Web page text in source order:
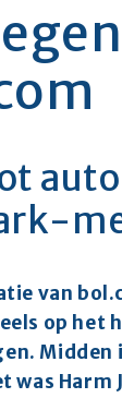
van
op het
was Harm